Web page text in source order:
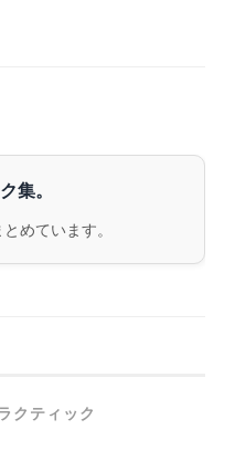
集。
めています。
クティック